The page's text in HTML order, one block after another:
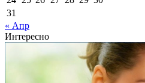
31
« Апр
Интересно